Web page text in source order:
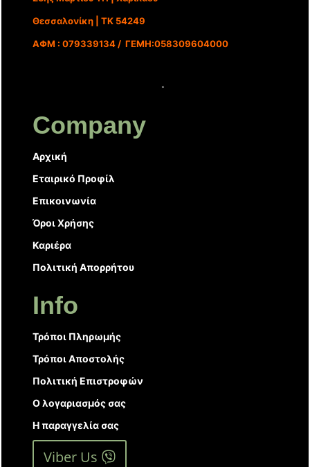
Θεσσαλονίκη | ΤΚ 54249
ΑΦΜ : 079339134 / ΓΕΜΗ:058309604000
Company
Αρχική
Εταιρικό Προφίλ
Επικοινωνία
Όροι Χρήσης
Καριέρα
Πολιτική Απορρήτου
Info
Τρόποι Πληρωμής
Τρόποι Αποστολής
Πολιτική Επιστροφών
Ο λογαριασμός σας
Η παραγγελία σας
Viber Us